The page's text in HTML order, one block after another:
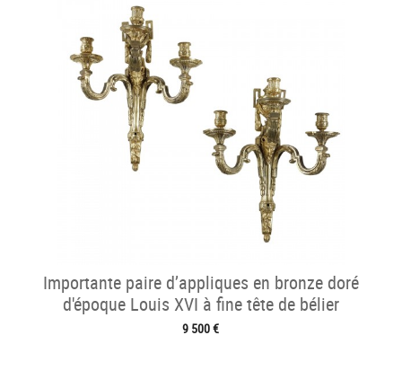
Importante paire d’appliques en bronze doré
d'époque Louis XVI à fine tête de bélier
9 500 €